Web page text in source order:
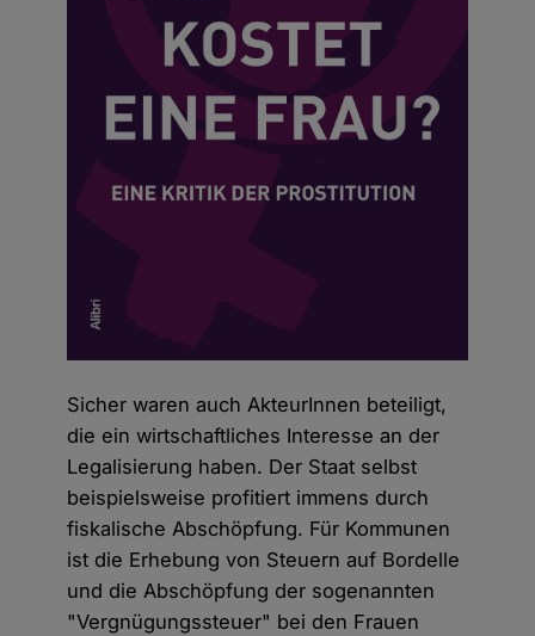
Sicher waren auch AkteurInnen beteiligt,
die ein wirtschaftliches Interesse an der
Legalisierung haben. Der Staat selbst
beispielsweise profitiert immens durch
fiskalische Abschöpfung. Für Kommunen
ist die Erhebung von Steuern auf Bordelle
und die Abschöpfung der sogenannten
"Vergnügungssteuer" bei den Frauen